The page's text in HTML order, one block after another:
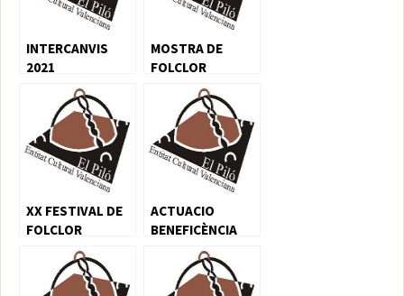
INTERCANVIS
2021
MOSTRA DE
FOLCLOR
TRADICIONAL
XX FESTIVAL DE
FOLCLOR
VALENCIÀ EL PILÓ
XIV MEMORIAL
ENRIC MARTÍ
ACTUACIO
BENEFICÈNCIA